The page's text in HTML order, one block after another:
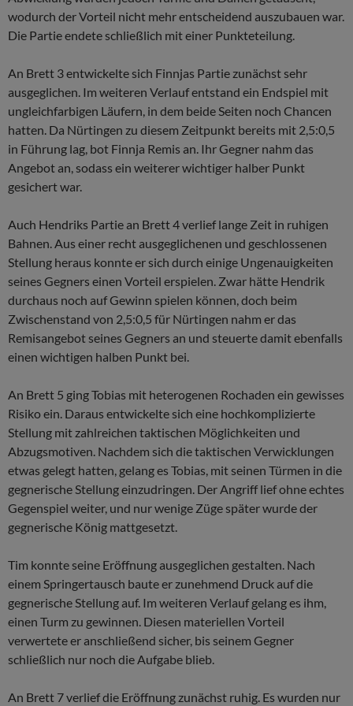
wodurch der Vorteil nicht mehr entscheidend auszubauen war.
Die Partie endete schließlich mit einer Punkteteilung.
An Brett 3 entwickelte sich Finnjas Partie zunächst sehr
ausgeglichen. Im weiteren Verlauf entstand ein Endspiel mit
ungleichfarbigen Läufern, in dem beide Seiten noch Chancen
hatten. Da Nürtingen zu diesem Zeitpunkt bereits mit 2,5:0,5
in Führung lag, bot Finnja Remis an. Ihr Gegner nahm das
Angebot an, sodass ein weiterer wichtiger halber Punkt
gesichert war.
Auch Hendriks Partie an Brett 4 verlief lange Zeit in ruhigen
Bahnen. Aus einer recht ausgeglichenen und geschlossenen
Stellung heraus konnte er sich durch einige Ungenauigkeiten
seines Gegners einen Vorteil erspielen. Zwar hätte Hendrik
durchaus noch auf Gewinn spielen können, doch beim
Zwischenstand von 2,5:0,5 für Nürtingen nahm er das
Remisangebot seines Gegners an und steuerte damit ebenfalls
einen wichtigen halben Punkt bei.
An Brett 5 ging Tobias mit heterogenen Rochaden ein gewisses
Risiko ein. Daraus entwickelte sich eine hochkomplizierte
Stellung mit zahlreichen taktischen Möglichkeiten und
Abzugsmotiven. Nachdem sich die taktischen Verwicklungen
etwas gelegt hatten, gelang es Tobias, mit seinen Türmen in die
gegnerische Stellung einzudringen. Der Angriff lief ohne echtes
Gegenspiel weiter, und nur wenige Züge später wurde der
gegnerische König mattgesetzt.
Tim konnte seine Eröffnung ausgeglichen gestalten. Nach
einem Springertausch baute er zunehmend Druck auf die
gegnerische Stellung auf. Im weiteren Verlauf gelang es ihm,
einen Turm zu gewinnen. Diesen materiellen Vorteil
verwertete er anschließend sicher, bis seinem Gegner
schließlich nur noch die Aufgabe blieb.
An Brett 7 verlief die Eröffnung zunächst ruhig. Es wurden nur